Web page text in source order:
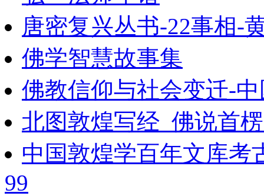
唐密复兴丛书-22事相-
佛学智慧故事集
佛教信仰与社会变迁-
北图敦煌写经_佛说首
中国敦煌学百年文库考
99